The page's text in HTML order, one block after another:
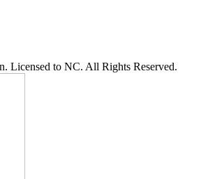
Licensed to NC. All Rights Reserved.